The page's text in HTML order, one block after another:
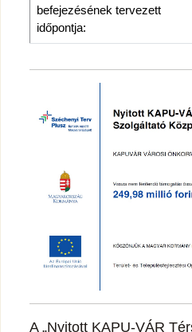
befejezésének tervezett
időpontja:
A „Nyitott KAPU-VÁR